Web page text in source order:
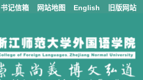
书记信箱 网站地图 English 旧版网站